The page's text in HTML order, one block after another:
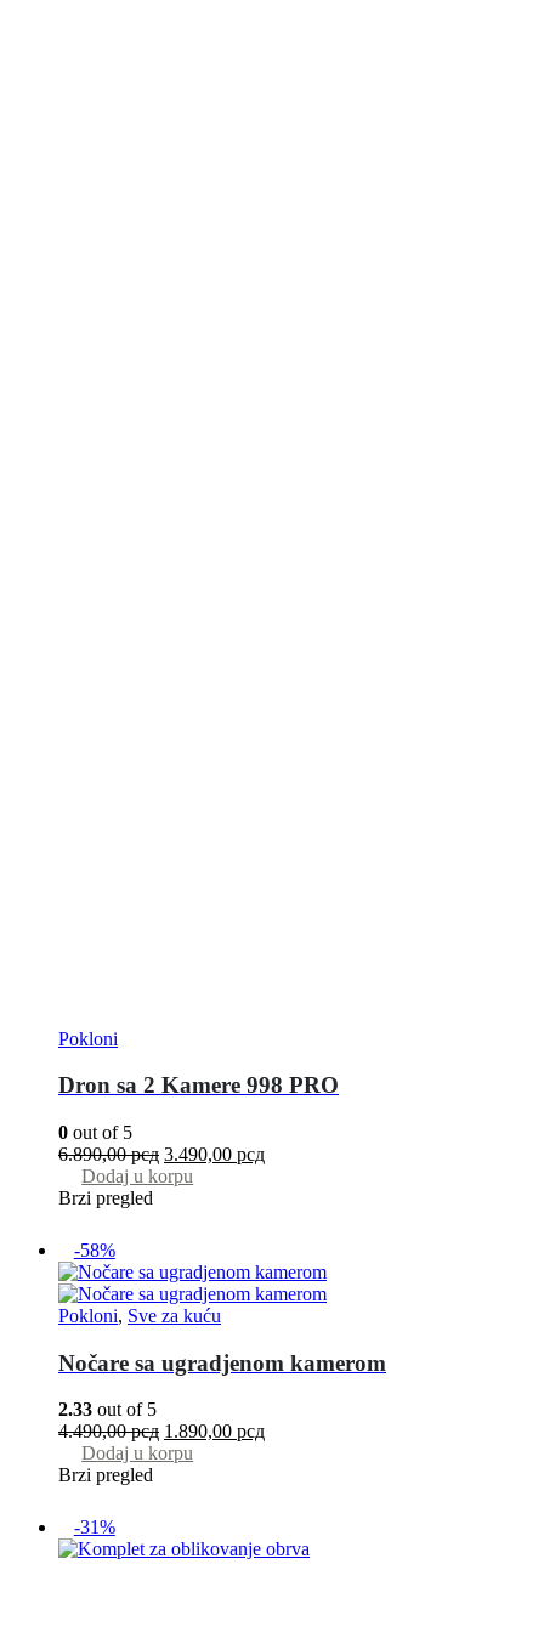
Pokloni
Dron sa 2 Kamere 998 PRO
0 out of 5
6.890,00рсд 3.490,00 рсд
Dodaj u korpu
Brzi pregled
-58%
Pokloni, Sve za kuću
Nočare sa ugradjenom kamerom
2.33 out of 5
4.490,00рсд 1.890,00 рсд
Dodaj u korpu
Brzi pregled
-31%